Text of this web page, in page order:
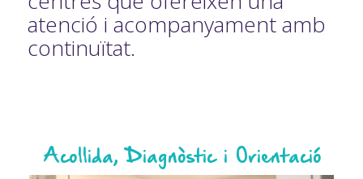
atenció i acompanyament amb
continuïtat.
Acollida, Diagnòstic i Orientació